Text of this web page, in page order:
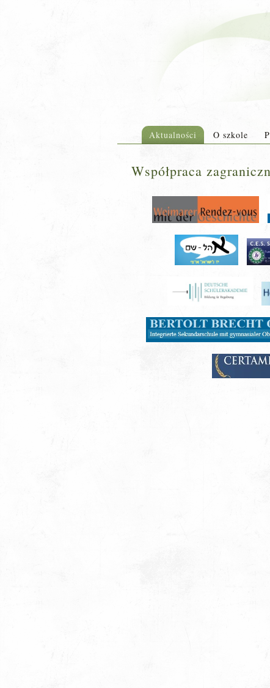
Aktualności O szkole
Współpraca